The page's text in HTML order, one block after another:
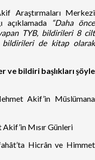
Araştırmaları Merkezi
açıklamada
“Daha önce
TYB, bildirileri 8 cilt
bildirileri de kitap olarak
ve bildiri başlıkları şöyle
Akif’in Müslümana
Mısır Günleri
Hicrân ve Himmet